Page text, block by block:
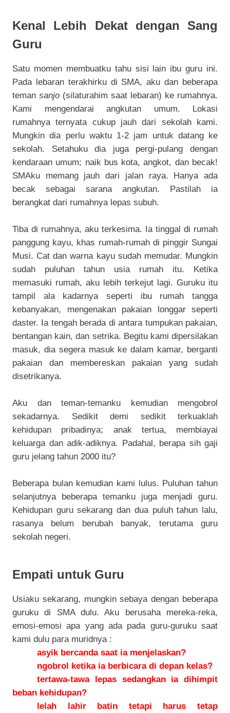
Kenal Lebih Dekat dengan Sang
Guru
Satu momen membuatku tahu sisi lain ibu guru ini.
Pada lebaran terakhirku di SMA, aku dan beberapa
teman sanjo (silaturahim saat lebaran) ke rumahnya.
Kami mengendarai angkutan umum. Lokasi
rumahnya ternyata cukup jauh dari sekolah kami.
Mungkin dia perlu waktu 1-2 jam untuk datang ke
sekolah. Setahuku dia juga pergi-pulang dengan
kendaraan umum; naik bus kota, angkot, dan becak!
SMAku memang jauh dari jalan raya. Hanya ada
becak sebagai sarana angkutan. Pastilah ia
berangkat dari rumahnya lepas subuh.
Tiba di rumahnya, aku terkesima. Ia tinggal di rumah
panggung kayu, khas rumah-rumah di pinggir Sungai
Musi. Cat dan warna kayu sudah memudar. Mungkin
sudah puluhan tahun usia rumah itu. Ketika
memasuki rumah, aku lebih terkejut lagi. Guruku itu
tampil ala kadarnya seperti ibu rumah tangga
kebanyakan, mengenakan pakaian longgar seperti
daster. Ia tengah berada di antara tumpukan pakaian,
bentangan kain, dan setrika. Begitu kami dipersilakan
masuk, dia segera masuk ke dalam kamar, berganti
pakaian dan membereskan pakaian yang sudah
disetrikanya.
Aku dan teman-temanku kemudian mengobrol
sekadarnya. Sedikit demi sedikit terkuaklah
kehidupan pribadinya; anak tertua, membiayai
keluarga dan adik-adiknya. Padahal, berapa sih gaji
guru jelang tahun 2000 itu?
Beberapa bulan kemudian kami lulus. Puluhan tahun
selanjutnya beberapa temanku juga menjadi guru.
Kehidupan guru sekarang dan dua puluh tahun lalu,
rasanya belum berubah banyak, terutama guru
sekolah negeri.
Empati untuk Guru
Usiaku sekarang, mungkin sebaya dengan beberapa
guruku di SMA dulu. Aku berusaha mereka-reka,
emosi-emosi apa yang ada pada guru-guruku saat
kami dulu para muridnya :
asyik bercanda saat ia menjelaskan?
ngobrol ketika ia berbicara di depan kelas?
tertawa-tawa lepas sedangkan ia dihimpit
beban kehidupan?
lelah lahir batin tetapi harus tetap